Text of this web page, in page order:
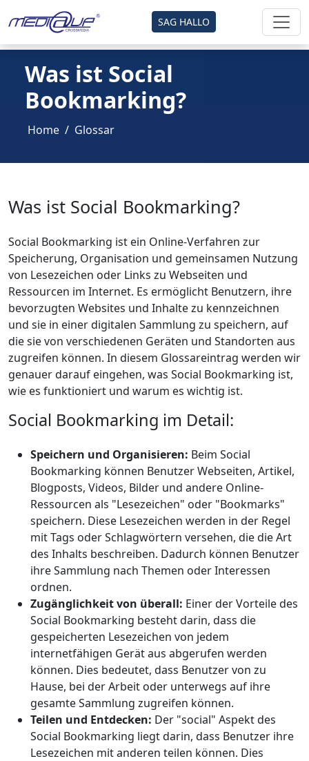
SAG HALLO
Was ist Social
Bookmarking?
Home Glossar
Was ist Social Bookmarking?
Social Bookmarking ist ein Online-Verfahren zur
Speicherung, Organisation und gemeinsamen Nutzung
von Lesezeichen oder Links zu Webseiten und
Ressourcen im Internet. Es ermöglicht Benutzern, ihre
bevorzugten Websites und Inhalte zu kennzeichnen
und sie in einer digitalen Sammlung zu speichern, auf
die sie von verschiedenen Geräten und Standorten aus
zugreifen können. In diesem Glossareintrag werden wir
genauer darauf eingehen, was Social Bookmarking ist,
wie es funktioniert und warum es wichtig ist.
Social Bookmarking im Detail:
Speichern und Organisieren: Beim Social
Bookmarking können Benutzer Webseiten, Artikel,
Blogposts, Videos, Bilder und andere Online-
Ressourcen als "Lesezeichen" oder "Bookmarks"
speichern. Diese Lesezeichen werden in der Regel
mit Tags oder Schlagwörtern versehen, die die Art
des Inhalts beschreiben. Dadurch können Benutzer
ihre Sammlung nach Themen oder Interessen
ordnen.
Zugänglichkeit von überall: Einer der Vorteile des
Social Bookmarking besteht darin, dass die
gespeicherten Lesezeichen von jedem
internetfähigen Gerät aus abgerufen werden
können. Dies bedeutet, dass Benutzer von zu
Hause, bei der Arbeit oder unterwegs auf ihre
gesamte Sammlung zugreifen können.
Teilen und Entdecken: Der "social" Aspekt des
Social Bookmarking liegt darin, dass Benutzer ihre
Lesezeichen mit anderen teilen können. Dies